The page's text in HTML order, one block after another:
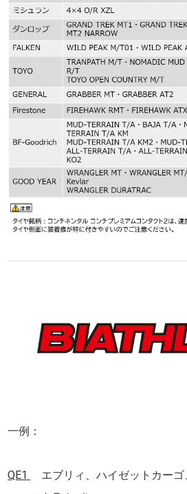
一例：
QE1
エブリィ、ハイゼットカーゴ